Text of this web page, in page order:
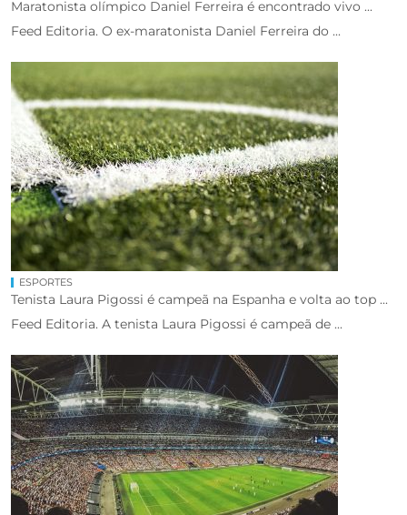
Maratonista olímpico Daniel Ferreira é encontrado vivo ...
Feed Editoria. O ex-maratonista Daniel Ferreira do ...
ESPORTES
Tenista Laura Pigossi é campeã na Espanha e volta ao top ...
Feed Editoria. A tenista Laura Pigossi é campeã de ...